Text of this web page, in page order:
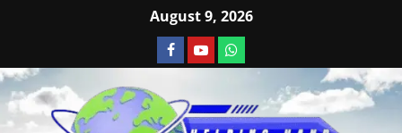
August 9, 2026